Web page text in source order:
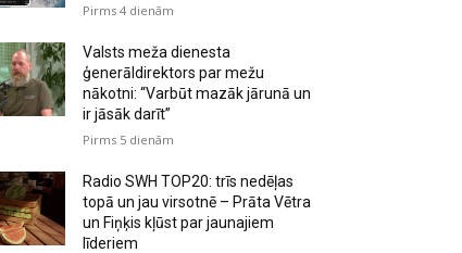
Pirms 4 dienām
Valsts meža dienesta
ģenerāldirektors par mežu
nākotni: “Varbūt mazāk jārunā un
ir jāsāk darīt”
Pirms 5 dienām
Radio SWH TOP20: trīs nedēļas
topā un jau virsotnē – Prāta Vētra
un Fiņķis kļūst par jaunajiem
līderiem